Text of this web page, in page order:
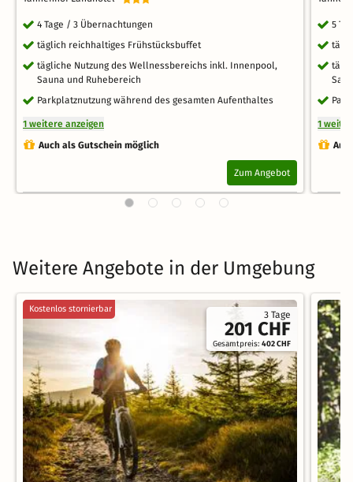
4 Tage / 3 Übernachtungen
täglich reichhaltiges Frühstücksbuffet
tägliche Nutzung des Wellnessbereichs inkl. Innenpool,
Sauna und Ruhebereich
Parkplatznutzung während des gesamten Aufenthaltes
1 weitere anzeigen
Auch als Gutschein möglich
Zum Angebot
5
1
Weitere Angebote in der Umgebung
3 Tage
201 CHF
Gesamtpreis:402 CHF
Kostenlos stornierbar